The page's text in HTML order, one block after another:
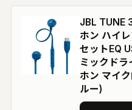
JBL TUNE
ホン ハイ
セットEQ
ミックドラ
ホン マイ
ルー)